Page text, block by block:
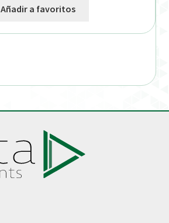
Añadir a favoritos